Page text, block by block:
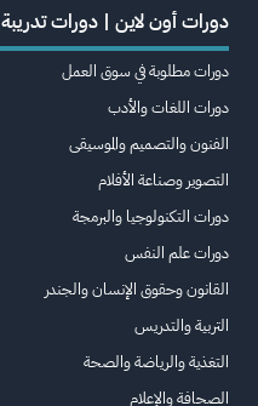
دورات أون لاين | دورات تدريبة
دورات مطلوبة في سوق العمل
دورات اللغات والأدب
الفنون والتصميم والموسيقى
التصوير وصناعة الأفلام
دورات التكنولوجيا والبرمجة
دورات علم النفس
القانون وحقوق الإنسان والجندر
التربية والتدريس
التغذية والرياضة والصحة
الصحافة والإعلام